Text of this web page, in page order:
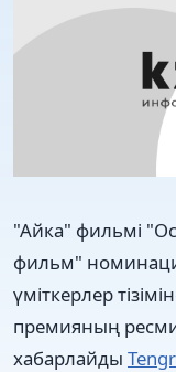
"Айка" фильмі
фильм"
үміткерлер
премияның
хабарлайды